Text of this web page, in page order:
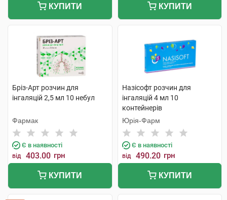
КУПИТИ КУПИТИ
Бріз-Арт розчин для
інгаляцій 2,5 мл 10 небул
Фармак
Є в наявності
від 403.00 грн
КУПИТИ
Назісофт розчин для
інгаляцій 4 мл 10
контейнерів
Юрія-Фарм
Є в наявності
від 490.20 грн
КУПИТИ